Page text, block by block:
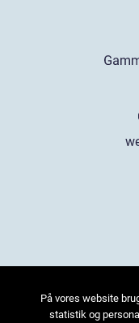
På vores website
statistik og